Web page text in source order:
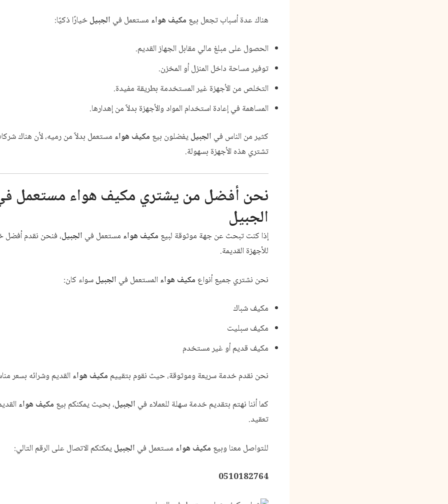
هناك عدة أسباب تجعل بيع مكيف هواء مستعمل في الجبيلخيارًا ذكيًا:
الحصول على مبلغ مالي مقابل الجهاز القديم.
توفير مساحة داخل المنزل أو المخزن.
التخلص من الأجهزة غير المستخدمة بطريقة مفيدة.
المساهمة في إعادة استخدام المواد والأجهزة بدلاً من إهدارها.
كثير من الناس في الجبيليفضلون بيع مكيف هواء مستعمل بدلاً من رميه، لأن هناك
تشتري هذه الأجهزة بسهولة.
نحن أفضل من يشتري مكيف هواءمستعمل
الجبيل
إذا كنت تبحث عن جهة موثوقة لبيع مكيف هواء مستعمل في الجبيل، فنحن نقدم أفضل
للأجهزة القديمة.
نحن نشتري جميع أنواع مكيف هواءالمستعمل في الجبيلسواء كان:
مكيف شباك
مكيف سبليت
مكيف قديم أو غير مستخدم
نحن نقدم خدمة سريعة وموثوقة، حيث نقوم بتقييم مكيف هواءالقديم وشرائه بسعر
كما أننا نهتم بتقديم خدمة سهلة للعملاء في الجبيل، بحيث يمكنكم بيع مكيف هواء
تعقيد.
للتواصل معنا وبيع مكيف هواء مستعمل في الجبيليمكنكم الاتصال على الرقم التالي:
0510182764